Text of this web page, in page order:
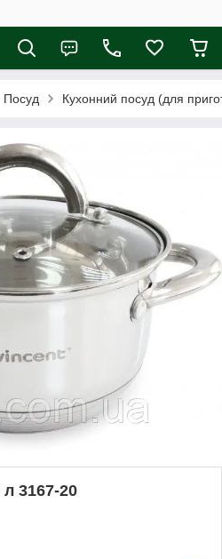
Посуд Кухонний посуд (для
3167-20